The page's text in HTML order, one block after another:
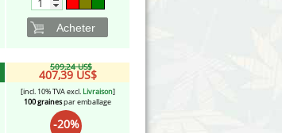
Acheter
509,24 US$
407,39 US$
[incl. 10% TVA excl. Livraison]
100 grainespar emballage
-20%